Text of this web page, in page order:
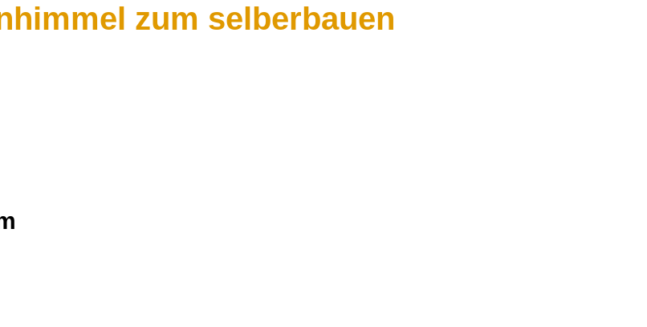
zum selberbauen